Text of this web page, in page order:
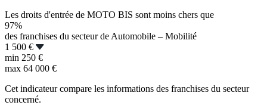
Les droits d'entrée de MOTO BIS sont moins chers que
97%
des franchises du secteur de Automobile – Mobilité
1 500 €
min 250 €
max 64 000 €
Cet indicateur compare les informations des franchises du secteur
concerné.